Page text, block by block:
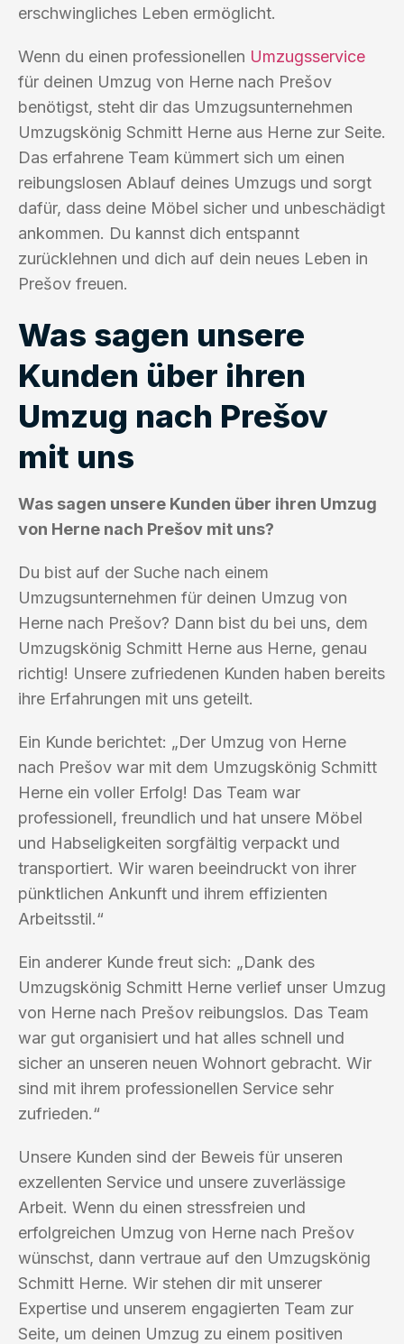
erschwingliches Leben ermöglicht.
Wenn du einen professionellen Umzugsservice
für deinen Umzug von Herne nach Prešov
benötigst, steht dir das Umzugsunternehmen
Umzugskönig Schmitt Herne aus Herne zur Seite.
Das erfahrene Team kümmert sich um einen
reibungslosen Ablauf deines Umzugs und sorgt
dafür, dass deine Möbel sicher und unbeschädigt
ankommen. Du kannst dich entspannt
zurücklehnen und dich auf dein neues Leben in
Prešov freuen.
Was sagen unsere
Kunden über ihren
Umzug nach Prešov
mit uns
Was sagen unsere Kunden über ihren Umzug
von Herne nach Prešov mit uns?
Du bist auf der Suche nach einem
Umzugsunternehmen für deinen Umzug von
Herne nach Prešov? Dann bist du bei uns, dem
Umzugskönig Schmitt Herne aus Herne, genau
richtig! Unsere zufriedenen Kunden haben bereits
ihre Erfahrungen mit uns geteilt.
Ein Kunde berichtet: „Der Umzug von Herne
nach Prešov war mit dem Umzugskönig Schmitt
Herne ein voller Erfolg! Das Team war
professionell, freundlich und hat unsere Möbel
und Habseligkeiten sorgfältig verpackt und
transportiert. Wir waren beeindruckt von ihrer
pünktlichen Ankunft und ihrem effizienten
Arbeitsstil.“
Ein anderer Kunde freut sich: „Dank des
Umzugskönig Schmitt Herne verlief unser Umzug
von Herne nach Prešov reibungslos. Das Team
war gut organisiert und hat alles schnell und
sicher an unseren neuen Wohnort gebracht. Wir
sind mit ihrem professionellen Service sehr
zufrieden.“
Unsere Kunden sind der Beweis für unseren
exzellenten Service und unsere zuverlässige
Arbeit. Wenn du einen stressfreien und
erfolgreichen Umzug von Herne nach Prešov
wünschst, dann vertraue auf den Umzugskönig
Schmitt Herne. Wir stehen dir mit unserer
Expertise und unserem engagierten Team zur
Seite, um deinen Umzug zu einem positiven